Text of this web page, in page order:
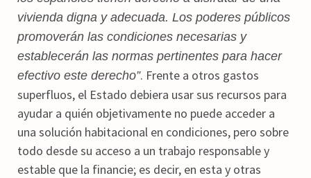
vivienda digna y adecuada. Los poderes públicos
promoverán las condiciones necesarias y
establecerán las normas pertinentes para hacer
efectivo este derecho”. Frente a otros gastos
superfluos, el Estado debiera usar sus recursos para
ayudar a quién objetivamente no puede acceder a
una solución habitacional en condiciones, pero sobre
todo desde su acceso a un trabajo responsable y
estable que la financie; es decir, en esta y otras